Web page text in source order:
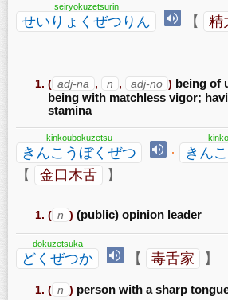
せいりょくぜつりん
seiryokuzetsurin
【 精
( adj-na , n , adj-no ) being of
being with matchless vigor;
stamina
きんこうぼくぜつ
kinkoubokuzetsu
· きん
【 金口木舌 】
( n ) (public) opinion leader
どくぜつか
dokuzetsuka
【 毒舌家 】
( n ) person with a sharp